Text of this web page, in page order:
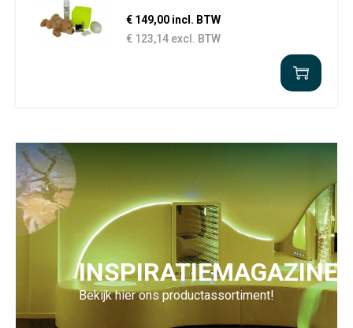
€ 149,00 incl. BTW
€ 123,14 excl. BTW
INSPIRATIEMAGAZINE
Bekijk hier ons productassortiment!